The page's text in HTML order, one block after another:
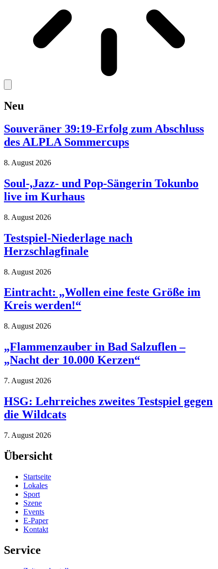
Neu
Souveräner 39:19-Erfolg zum Abschluss
des ALPLA Sommercups
8. August 2026
Soul-,Jazz- und Pop-Sängerin Tokunbo
live im Kurhaus
8. August 2026
Testspiel-Niederlage nach
Herzschlagfinale
8. August 2026
Eintracht: „Wollen eine feste Größe im
Kreis werden!“
8. August 2026
„Flammenzauber in Bad Salzuflen –
„Nacht der 10.000 Kerzen“
7. August 2026
HSG: Lehrreiches zweites Testspiel gegen
die Wildcats
7. August 2026
Übersicht
Startseite
Lokales
Sport
Szene
Events
E-Paper
Kontakt
Service